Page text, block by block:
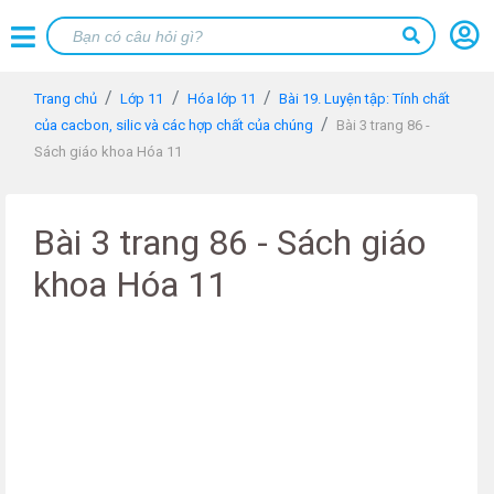
Trang chủ Lớp 11 Hóa lớp 11
Bài 19. Luyện tập: Tính chất
của cacbon, silic và các hợp chất của chúng
Bài 3 trang 86 -
Sách giáo khoa Hóa 11
Bài 3 trang 86 - Sách giáo
khoa Hóa 11